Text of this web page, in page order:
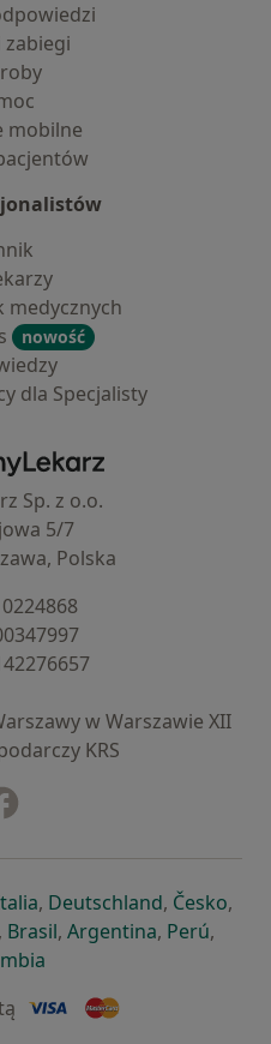
zabiegi
mobilne
medycznych
nowość
dla Specjalisty
ZnanyLekarz - Strona główna
Sp. z o.o.
5/7
Polska
w Warszawie XII
KRS
karcie
w nowej karcie
się w nowej karcie
otwiera się w nowej
, Deutschlandotwiera się
, Česko,
karcie
się w nowej karcie
się w nowej karcie
, Brasilotwiera się w nowej
, Argentinaotwiera się
, Perú,